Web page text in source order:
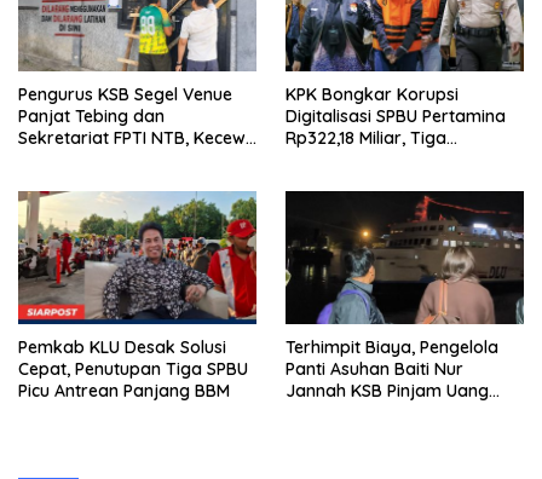
Pengurus KSB Segel Venue
Panjat Tebing dan
Sekretariat FPTI NTB, Kecewa
KPK Bongkar Korupsi
Digitalisasi SPBU Pertamina
Rp322,18 Miliar, Tiga
Pemkab KLU Desak Solusi
Cepat, Penutupan Tiga SPBU
Picu Antrean Panjang BBM
Terhimpit Biaya, Pengelola
Panti Asuhan Baiti Nur
Jannah KSB Pinjam Uang